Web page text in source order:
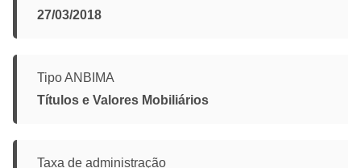
27/03/2018
Tipo ANBIMA
Títulos e Valores Mobiliários
Taxa de administração